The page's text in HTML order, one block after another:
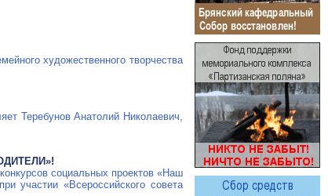
художественного творчества
Теребунов Анатолий Николаевич,
социальных проектов «Наш
участии «Всероссийского совета